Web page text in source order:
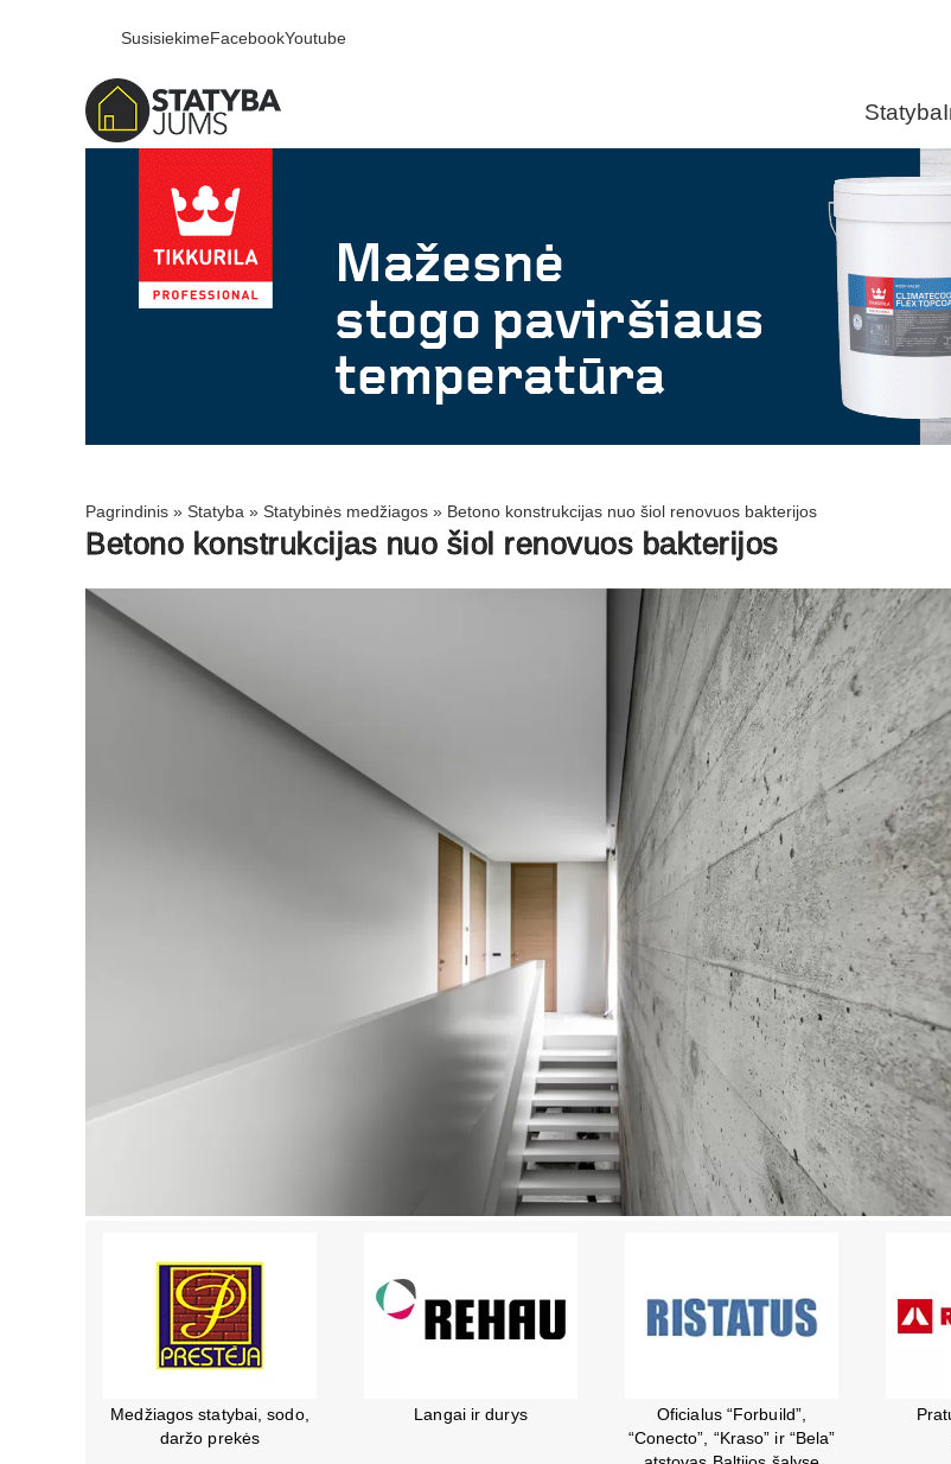
SusisiekimeFacebookYoutube
Statyba
Pagrindinis » Statyba » Statybinės medžiagos » Betono konstrukcijas nuo šiol renovuos bakterijos
Betono konstrukcijas nuo šiol renovuos bakterijos
Oficialus “Forbuild”,
“Conecto”, “Kraso” ir “Bela”
Praturtinti šiuolaikinį
Plieninės stogų dangos